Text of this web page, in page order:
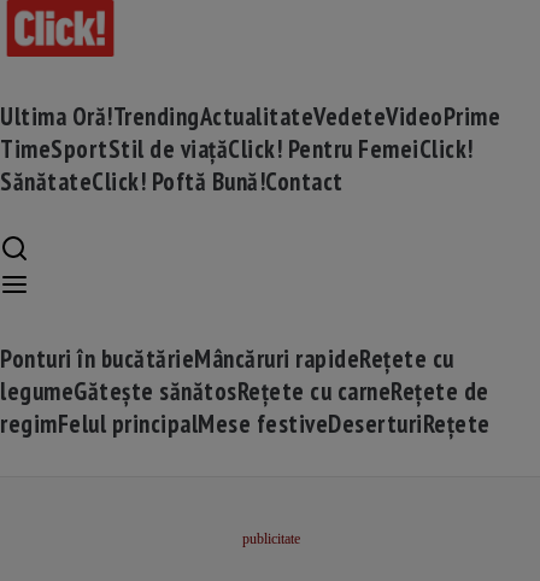
Ultima Oră!TrendingActualitateVedeteVideoPrime
TimeSportStil de viațăClick! Pentru FemeiClick!
SănătateClick! Poftă Bună!Contact
Ponturi în bucătărieMâncăruri rapideRețete cu
legumeGătește sănătosRețete cu carneRețete de
regimFelul principalMese festiveDeserturiRețete